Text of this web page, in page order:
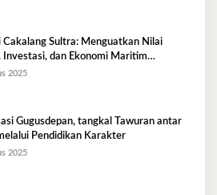
Cakalang Sultra: Menguatkan Nilai
Investasi, dan Ekonomi Maritim
2025
Gugusdepan, tangkal Tawuran antar
Pendidikan Karakter
2025